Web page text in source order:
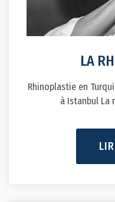
LA
Rhinoplastie en
à Istanbul La